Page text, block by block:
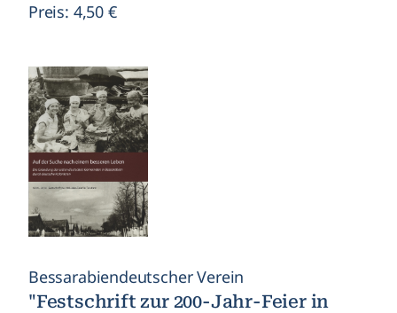
Preis: 4,50 €
Bessarabiendeutscher Verein
"Festschrift zur 200-Jahr-Feier in